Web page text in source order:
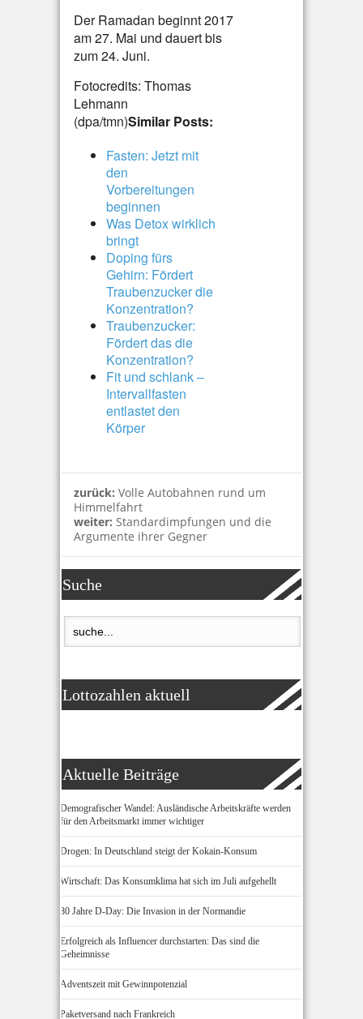
Der Ramadan beginnt 2017
am 27. Mai und dauert bis
zum 24. Juni.
Fotocredits: Thomas
Lehmann
(dpa/tmn)Similar Posts:
Fasten: Jetzt mit
den
Vorbereitungen
beginnen
Was Detox wirklich
bringt
Doping fürs
Gehirn: Fördert
Traubenzucker die
Konzentration?
Traubenzucker:
Fördert das die
Konzentration?
Fit und schlank –
Intervallfasten
entlastet den
Körper
zurück: Volle Autobahnen rund um
Himmelfahrt
weiter: Standardimpfungen und die
Argumente ihrer Gegner
Suche
Lottozahlen aktuell
Aktuelle Beiträge
Demografischer Wandel: Ausländische Arbeitskräfte werden
für den Arbeitsmarkt immer wichtiger
Drogen: In Deutschland steigt der Kokain-Konsum
Wirtschaft: Das Konsumklima hat sich im Juli aufgehellt
80 Jahre D-Day: Die Invasion in der Normandie
Erfolgreich als Influencer durchstarten: Das sind die
Geheimnisse
Adventszeit mit Gewinnpotenzial
Paketversand nach Frankreich